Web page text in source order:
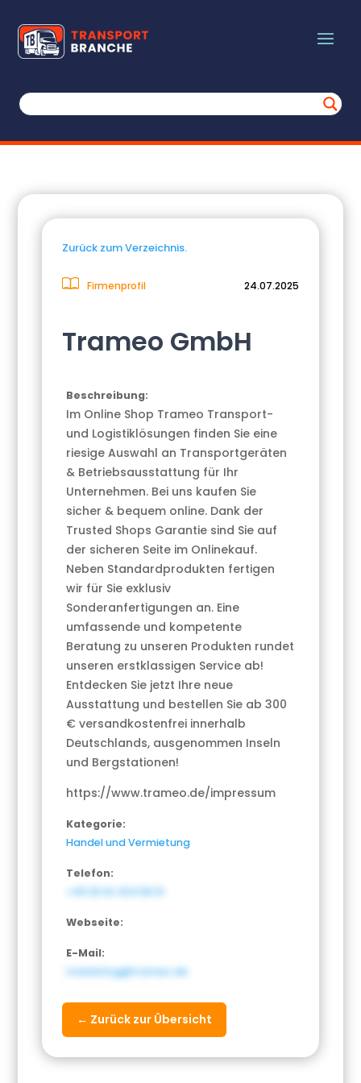
Zurück zum Verzeichnis.
Firmenprofil 24.07.2025
Trameo GmbH
Beschreibung:
Im Online Shop Trameo Transport-
und Logistiklösungen finden Sie eine
riesige Auswahl an Transportgeräten
& Betriebsausstattung für Ihr
Unternehmen. Bei uns kaufen Sie
sicher & bequem online. Dank der
Trusted Shops Garantie sind Sie auf
der sicheren Seite im Onlinekauf.
Neben Standardprodukten fertigen
wir für Sie exklusiv
Sonderanfertigungen an. Eine
umfassende und kompetente
Beratung zu unseren Produkten rundet
unseren erstklassigen Service ab!
Entdecken Sie jetzt Ihre neue
Ausstattung und bestellen Sie ab 300
€ versandkostenfrei innerhalb
Deutschlands, ausgenommen Inseln
und Bergstationen!
https://www.trameo.de/impressum
Kategorie:
Handel und Vermietung
Telefon:
+49 29 32 434 58 10
Webseite:
E-Mail:
marketing@trameo.de
← Zurück zur Übersicht